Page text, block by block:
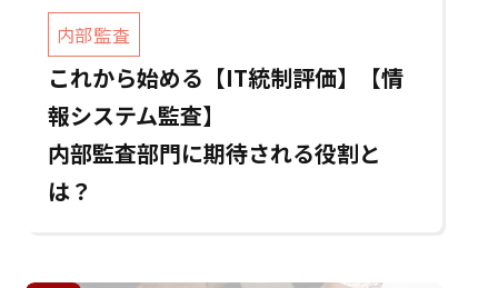
内部監査
これから始める【IT統制評価】【情
報システム監査】
内部監査部門に期待される役割と
は？